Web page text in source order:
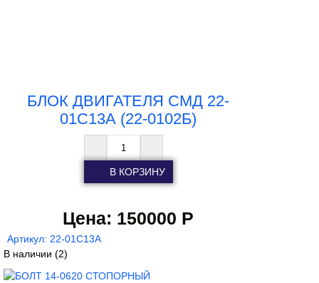
БЛОК ДВИГАТЕЛЯ СМД 22-
01С13А (22-0102Б)
Цена: 150000 Р
Артикул: 22-01С13А
В наличии (2)